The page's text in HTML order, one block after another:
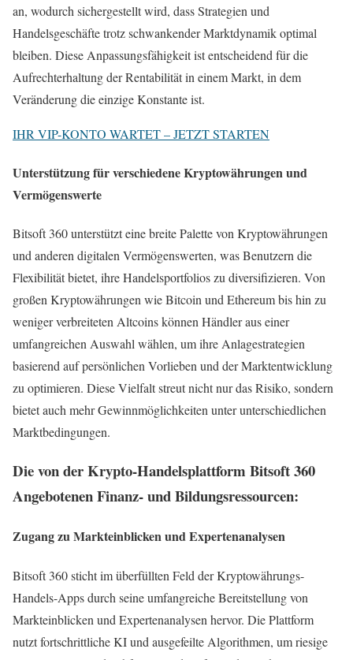
an, wodurch sichergestellt wird, dass Strategien und
Handelsgeschäfte trotz schwankender Marktdynamik optimal
bleiben. Diese Anpassungsfähigkeit ist entscheidend für die
Aufrechterhaltung der Rentabilität in einem Markt, in dem
Veränderung die einzige Konstante ist.
IHR VIP-KONTO WARTET – JETZT STARTEN
Unterstützung für verschiedene Kryptowährungen und
Vermögenswerte
Bitsoft 360 unterstützt eine breite Palette von Kryptowährungen
und anderen digitalen Vermögenswerten, was Benutzern die
Flexibilität bietet, ihre Handelsportfolios zu diversifizieren. Von
großen Kryptowährungen wie Bitcoin und Ethereum bis hin zu
weniger verbreiteten Altcoins können Händler aus einer
umfangreichen Auswahl wählen, um ihre Anlagestrategien
basierend auf persönlichen Vorlieben und der Marktentwicklung
zu optimieren. Diese Vielfalt streut nicht nur das Risiko, sondern
bietet auch mehr Gewinnmöglichkeiten unter unterschiedlichen
Marktbedingungen.
Die von der Krypto-Handelsplattform Bitsoft 360
Angebotenen Finanz- und Bildungsressourcen:
Zugang zu Markteinblicken und Expertenanalysen
Bitsoft 360 sticht im überfüllten Feld der Kryptowährungs-
Handels-Apps durch seine umfangreiche Bereitstellung von
Markteinblicken und Expertenanalysen hervor. Die Plattform
nutzt fortschrittliche KI und ausgefeilte Algorithmen, um riesige